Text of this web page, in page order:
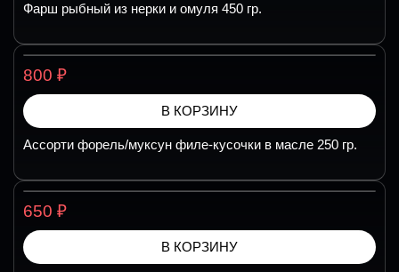
Фарш рыбный из нерки и омуля 450 гр.
800 ₽
В КОРЗИНУ
Ассорти форель/муксун филе-кусочки в масле 250 гр.
650 ₽
В КОРЗИНУ